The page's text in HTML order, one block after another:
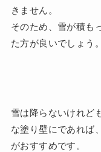
きません。
そのため、雪が積も
た方が良いでしょう。
雪は降らないけれど
な塗り壁にであれば
がおすすめです。